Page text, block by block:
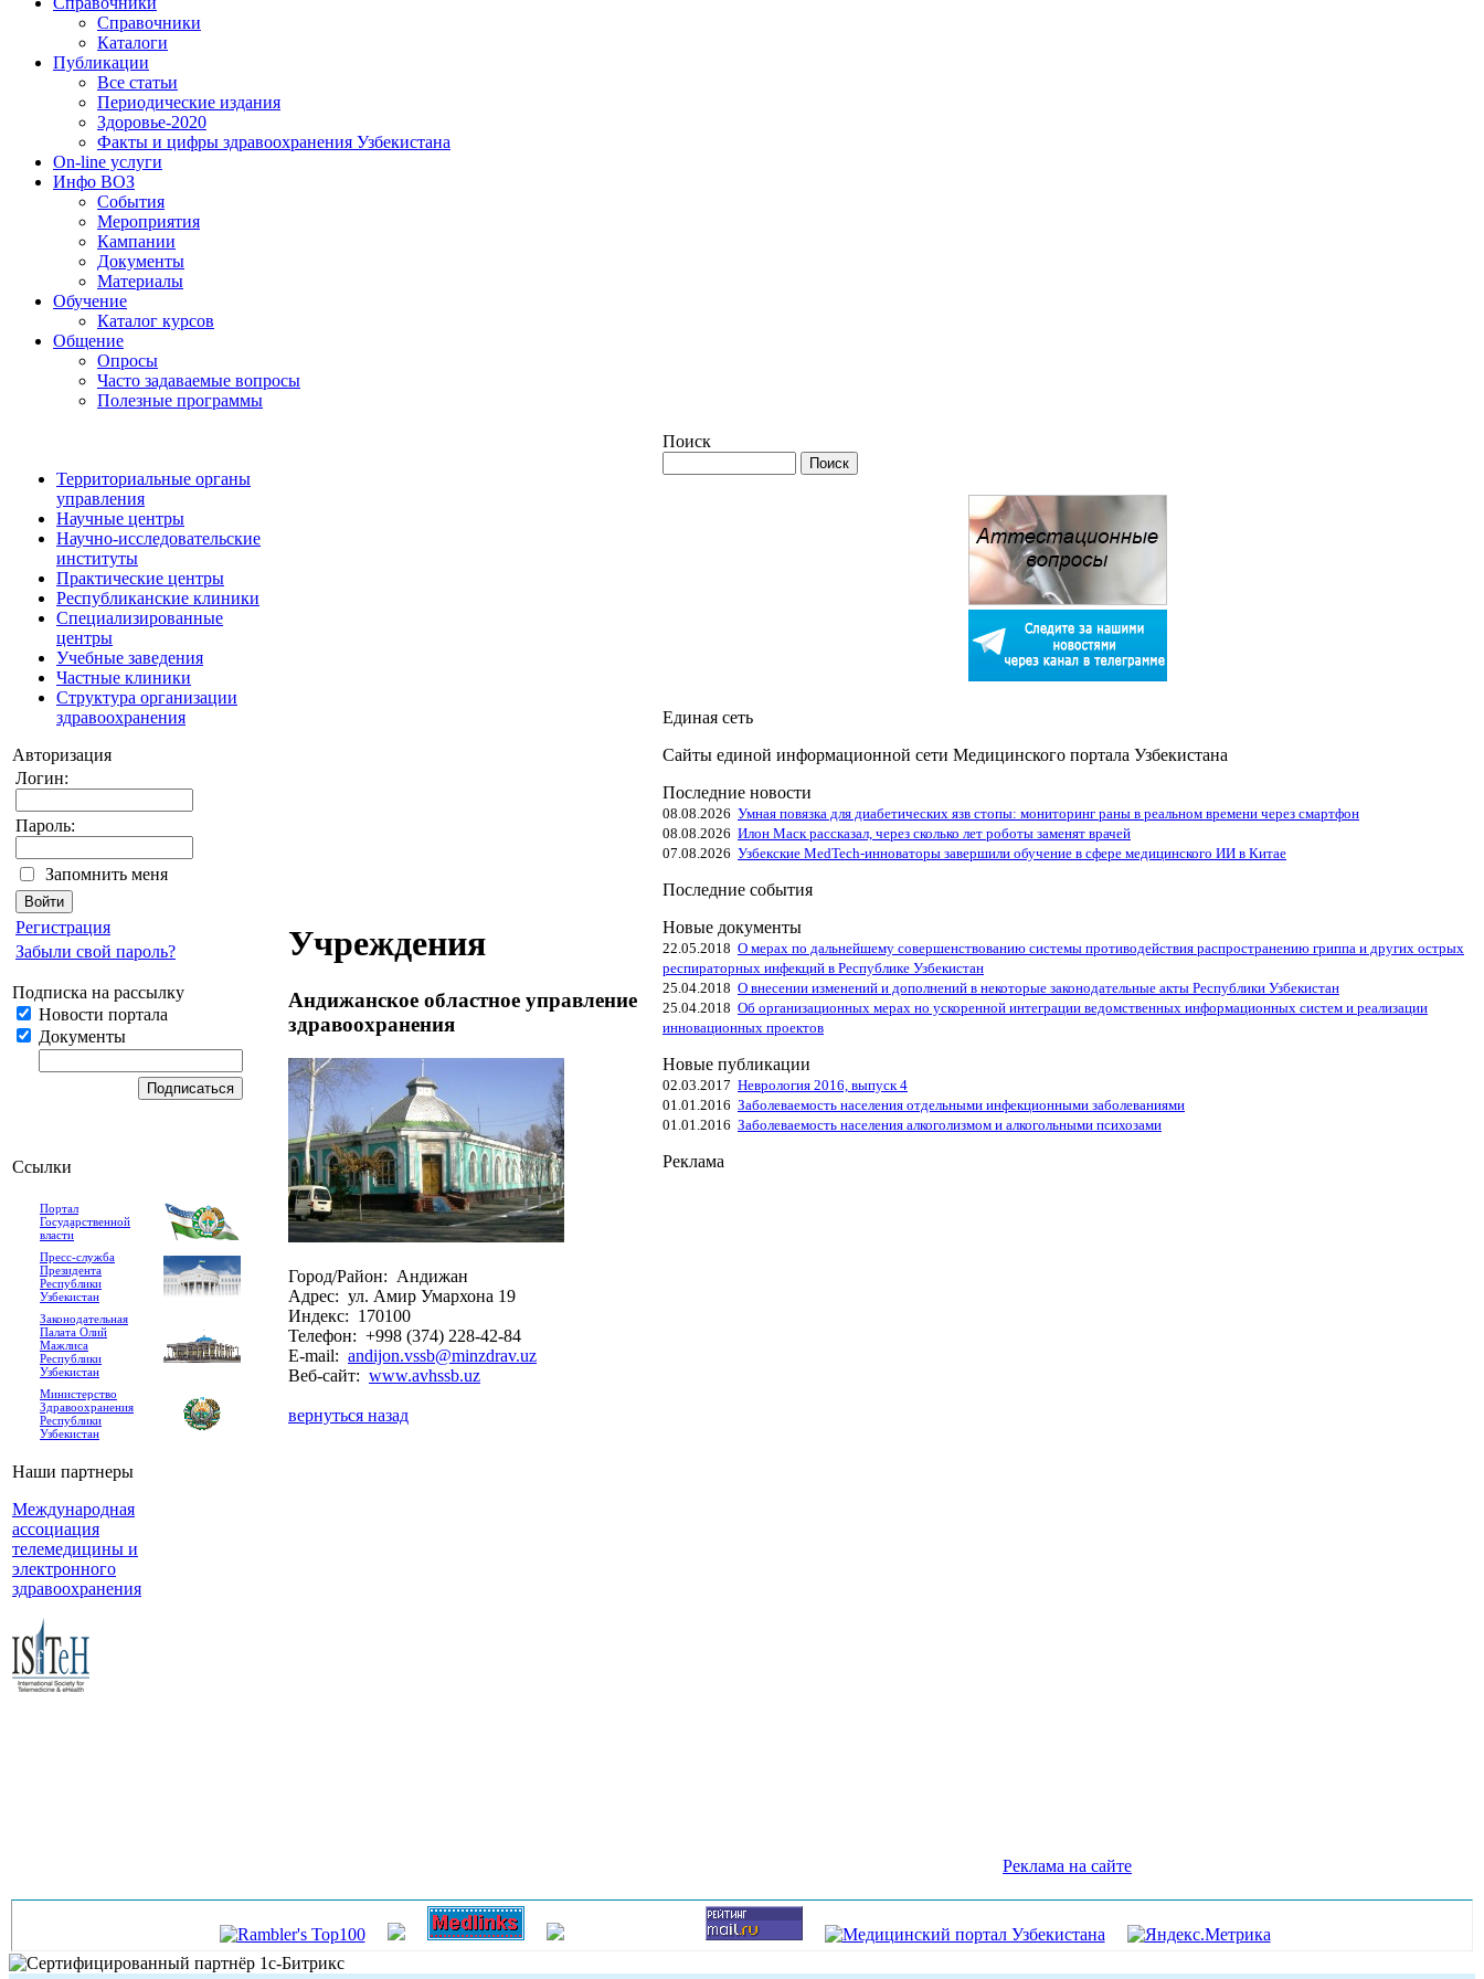
Справочники
Каталоги
Публикации
Все статьи
Периодические издания
Здоровье-2020
Факты и цифры здравоохранения Узбекистана
On-line услуги
Инфо ВОЗ
События
Мероприятия
Кампании
Документы
Материалы
Обучение
Каталог курсов
Общение
Опросы
Часто задаваемые вопросы
Полезные программы
Территориальные органы
управления
Научные центры
Научно-исследовательские
институты
Практические центры
Республиканские клиники
Специализированные
центры
Учебные заведения
Частные клиники
Структура организации
здравоохранения
Авторизация
Логин:
Пароль:
Запомнить меня
Регистрация
Забыли свой пароль?
Подписка на рассылку
Новости портала
Документы
Ссылки
Портал
Государственной
власти
Пресс-служба
Президента
Республики
Узбекистан
Законодательная
Палата Олий
Мажлиса
Республики
Узбекистан
Министерство
Здравоохранения
Республики
Узбекистан
Наши партнеры
Международная
ассоциация
телемедицины и
электронного
здравоохранения
Учреждения
Андижанское областное управление
здравоохранения
Город/Район: Андижан
Адрес: ул. Амир Умархона 19
Индекс: 170100
Телефон: +998 (374) 228-42-84
E-mail: andijon.vssb@minzdrav.uz
Веб-сайт: www.avhssb.uz
вернуться назад
Поиск
Единая сеть
Сайты единой информационной сети Медицинского портала Узбекистана
Последние новости
08.08.2026 Умная повязка для диабетических язв стопы: мониторинг раны в реальном времени через смартфон
08.08.2026 Илон Маск рассказал, через сколько лет роботы заменят врачей
07.08.2026 Узбекские MedTech-инноваторы завершили обучение в сфере медицинского ИИ в Китае
Последние события
Новые документы
22.05.2018 О мерах по дальнейшему совершенствованию системы противодействия распространению гриппа и других острых
респираторных инфекций в Республике Узбекистан
25.04.2018 О внесении изменений и дополнений в некоторые законодательные акты Республики Узбекистан
25.04.2018 Об организационных мерах но ускоренной интеграции ведомственных информационных систем и реализации
инновационных проектов
Новые публикации
02.03.2017 Неврология 2016, выпуск 4
01.01.2016 Заболеваемость населения отдельными инфекционными заболеваниями
01.01.2016 Заболеваемость населения алкоголизмом и алкогольными психозами
Реклама
Реклама на сайте